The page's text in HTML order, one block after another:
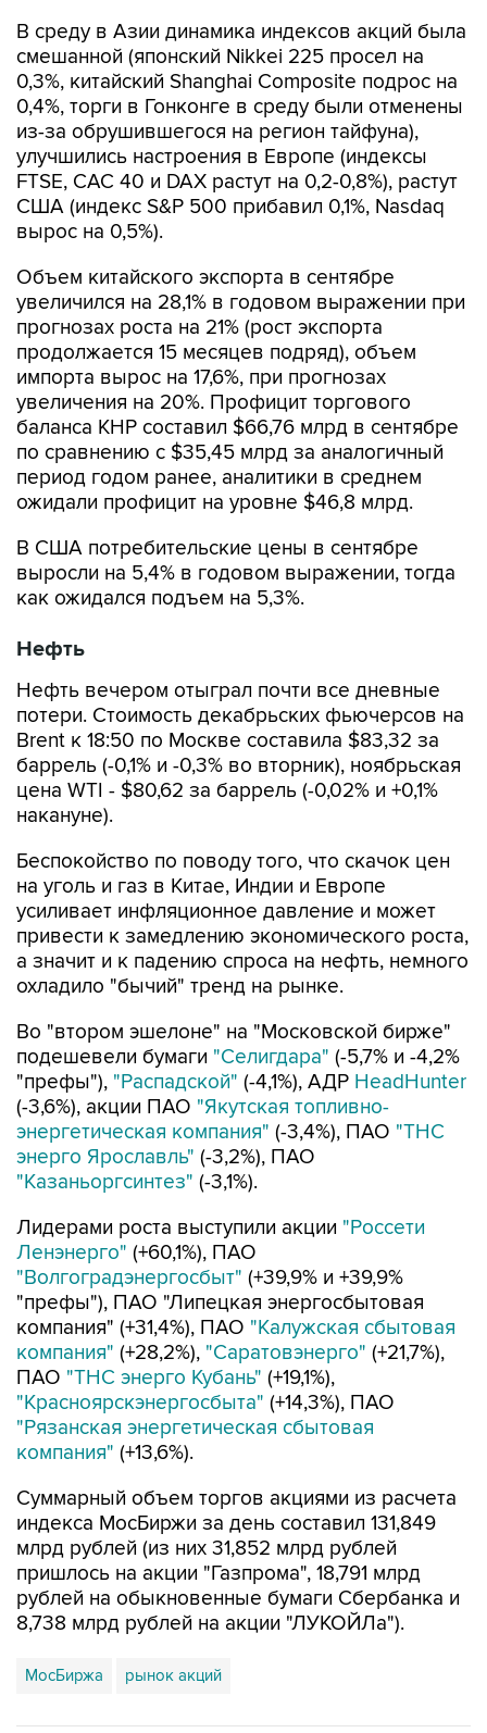
В среду в Азии динамика индексов акций была
смешанной (японский Nikkei 225 просел на
0,3%, китайский Shanghai Composite подрос на
0,4%, торги в Гонконге в среду были отменены
из-за обрушившегося на регион тайфуна),
улучшились настроения в Европе (индексы
FTSE, CAC 40 и DAX растут на 0,2-0,8%), растут
США (индекс S&P 500 прибавил 0,1%, Nasdaq
вырос на 0,5%).
Объем китайского экспорта в сентябре
увеличился на 28,1% в годовом выражении при
прогнозах роста на 21% (рост экспорта
продолжается 15 месяцев подряд), объем
импорта вырос на 17,6%, при прогнозах
увеличения на 20%. Профицит торгового
баланса КНР составил $66,76 млрд в сентябре
по сравнению с $35,45 млрд за аналогичный
период годом ранее, аналитики в среднем
ожидали профицит на уровне $46,8 млрд.
В США потребительские цены в сентябре
выросли на 5,4% в годовом выражении, тогда
как ожидался подъем на 5,3%.
Нефть
Нефть вечером отыграл почти все дневные
потери. Стоимость декабрьских фьючерсов на
Brent к 18:50 по Москве составила $83,32 за
баррель (-0,1% и -0,3% во вторник), ноябрьская
цена WTI - $80,62 за баррель (-0,02% и +0,1%
накануне).
Беспокойство по поводу того, что скачок цен
на уголь и газ в Китае, Индии и Европе
усиливает инфляционное давление и может
привести к замедлению экономического роста,
а значит и к падению спроса на нефть, немного
охладило "бычий" тренд на рынке.
Во "втором эшелоне" на "Московской бирже"
подешевели бумаги "Селигдара" (-5,7% и -4,2%
"префы"), "Распадской" (-4,1%), АДР HeadHunter
(-3,6%), акции ПАО "Якутская топливно-
энергетическая компания" (-3,4%), ПАО "ТНС
энерго Ярославль" (-3,2%), ПАО
"Казаньоргсинтез" (-3,1%).
Лидерами роста выступили акции "Россети
Ленэнерго" (+60,1%), ПАО
"Волгоградэнергосбыт" (+39,9% и +39,9%
"префы"), ПАО "Липецкая энергосбытовая
компания" (+31,4%), ПАО "Калужская сбытовая
компания" (+28,2%), "Саратовэнерго" (+21,7%),
ПАО "ТНС энерго Кубань" (+19,1%),
"Красноярскэнергосбыта" (+14,3%), ПАО
"Рязанская энергетическая сбытовая
компания" (+13,6%).
Суммарный объем торгов акциями из расчета
индекса МосБиржи за день составил 131,849
млрд рублей (из них 31,852 млрд рублей
пришлось на акции "Газпрома", 18,791 млрд
рублей на обыкновенные бумаги Сбербанка и
8,738 млрд рублей на акции "ЛУКОЙЛа").
МосБиржа рынок акций